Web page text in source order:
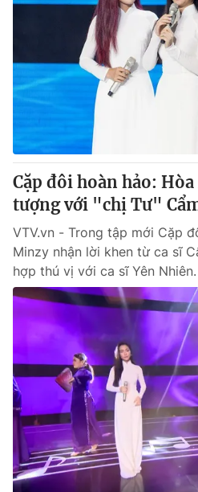
Cặp đôi hoàn hảo:
tượng với "chị Tư"
VTV.vn - Trong tập mới Cặp
Minzy nhận lời khen từ ca sĩ
hợp thú vị với ca sĩ Yên Nhiên.